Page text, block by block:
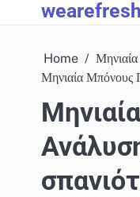
to
Home
Μηνιαία Μπόνους